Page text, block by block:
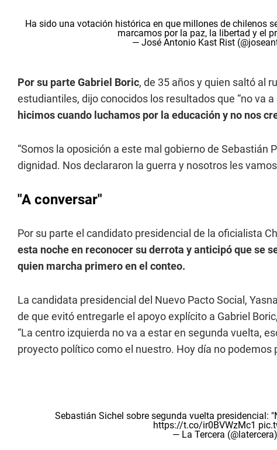
Ha sido una votación histórica en que millones de chilenos
marcamos por la paz, la libertad y el
— José Antonio Kast Rist
Por su parte Gabriel Boric, de 35 años y quien saltó al
estudiantiles, dijo conocidos los resultados que “no va
hicimos cuando luchamos por la educación y no nos
“Somos la oposición a este mal gobierno de Sebastián
dignidad. Nos declararon la guerra y nosotros les
"A conversar"
Por su parte el candidato presidencial de la oficialista
esta noche en reconocer su derrota y anticipó que se
quien marcha primero en el conteo.
La candidata presidencial del Nuevo Pacto Social,
de que evitó entregarle el apoyo explícito a Gabriel
“La centro izquierda no va a estar en segunda vuelta,
proyecto político como el nuestro. Hoy día no
Sebastián Sichel sobre segunda vuelta presidencial:
https://t.co/ir0BVWzMc1
— La Tercera (@latercera)